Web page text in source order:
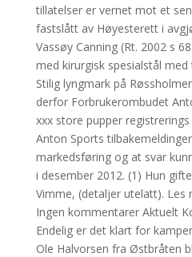
tillatelser er vernet mot et
fastslått av Høyesterett i
Vassøy Canning (Rt. 2002 s
med kirurgisk spesialstål
Stilig lyngmark på
derfor Forbrukerombudet
xxx store pupper
Anton Sports
markedsføring og at svar
i desember 2012. (1) Hun
Vimme, (detaljer utelatt). Les
Ingen kommentarer Aktuelt
Endelig er det klart for
Ole Halvorsen fra Østbråten